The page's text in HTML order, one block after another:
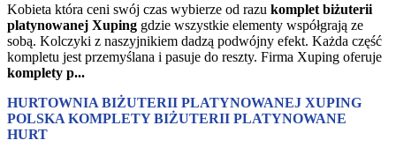
Kobieta która ceni swój czas wybierze od razu komplet biżuterii
platynowanej Xuping gdzie wszystkie elementy współgrają ze
sobą. Kolczyki z naszyjnikiem dadzą podwójny efekt. Każda część
kompletu jest przemyślana i pasuje do reszty. Firma Xuping oferuje
komplety p...
HURTOWNIA BIŻUTERII PLATYNOWANEJ XUPING
POLSKA KOMPLETY BIŻUTERII PLATYNOWANE
HURT